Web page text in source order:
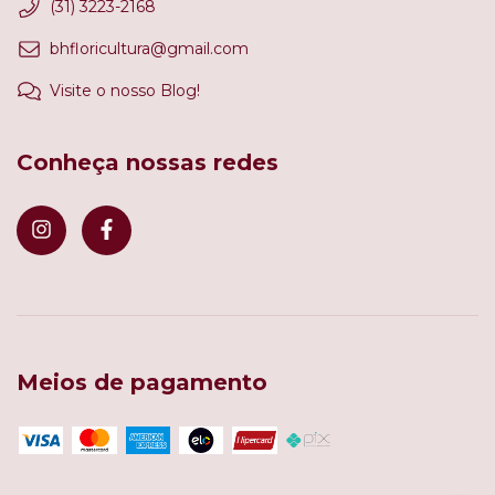
(31) 3223-2168
bhfloricultura@gmail.com
Visite o nosso Blog!
Conheça nossas redes
Meios de pagamento